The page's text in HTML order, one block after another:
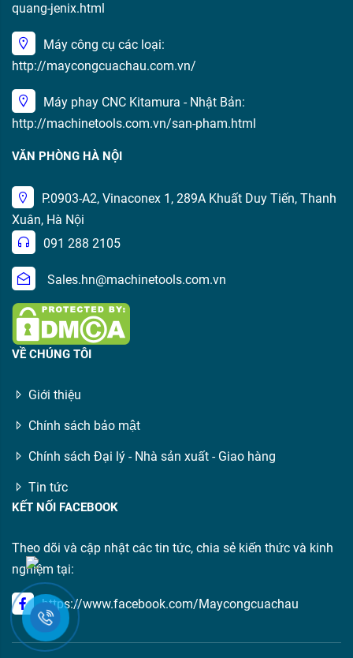
quang-jenix.html
Máy công cụ các loại:
http://maycongcuachau.com.vn/
Máy phay CNC Kitamura - Nhật Bản:
http://machinetools.com.vn/san-pham.html
VĂN PHÒNG HÀ NỘI
P.0903-A2, Vinaconex 1, 289A Khuất Duy Tiến, Thanh
Xuân, Hà Nội
091 288 2105
Sales.hn@machinetools.com.vn
VỀ CHÚNG TÔI
Giới thiệu
Chính sách bảo mật
Chính sách Đại lý - Nhà sản xuất - Giao hàng
Tin tức
KẾT NỐI FACEBOOK
Theo dõi và cập nhật các tin tức, chia sẻ kiến thức và kinh
nghiệm tại:
https://www.facebook.com/Maycongcuachau